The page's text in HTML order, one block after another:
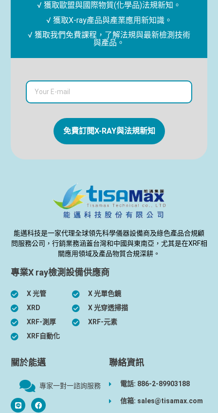
√ 獲取歐盟與國際物質(化學品)法規新知。
√ 獲取X-ray產品與產業應用新知識。
√ 獲取我們免費課程，了解法規與最新檢測技術
與產品。
免費訂閱X-RAY與法規新知
能邁科技是一家代理全球領先科學儀器設備商及綠色產品合規顧
問服務公司，行銷業務涵蓋台灣和中國與東南亞，尤其是在XRF相
關應用領域及產品物質合規深耕。
專業X ray檢測設備供應商
X 光管
XRD
XRF-測厚
XRF自動化
X 光單色鏡
X 光穿透掃描
XRF-元素
關於能邁
專家一對一諮詢服務
聯絡資訊
電話: 886-2-89903188
信箱: sales@tisamax.com